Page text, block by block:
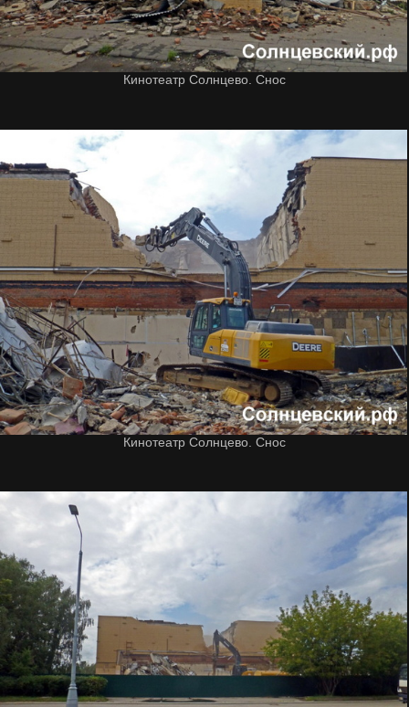
Кинотеатр Солнцево. Снос
Кинотеатр Солнцево. Снос